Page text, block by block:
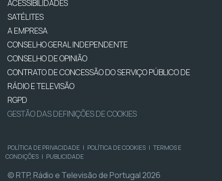
ACESSIBILIDADES
SATÉLITES
A EMPRESA
CONSELHO GERAL INDEPENDENTE
CONSELHO DE OPINIÃO
CONTRATO DE CONCESSÃO DO SERVIÇO PÚBLICO DE
RÁDIO E TELEVISÃO
RGPD
GESTÃO DAS DEFINIÇÕES DE COOKIES
POLÍTICA DE PRIVACIDADE | POLÍTICA DE COOKIES | TERMOS E
CONDIÇÕES | PUBLICIDADE
© RTP, Rádio e Televisão de Portugal 2026